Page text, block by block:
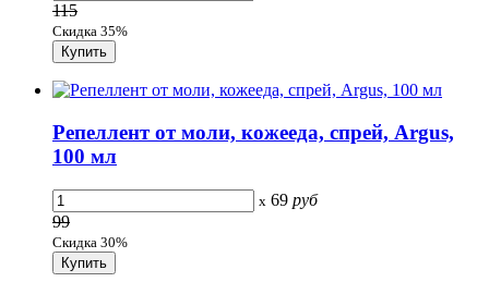
115
Скидка 35%
Репеллент от моли, кожееда, спрей, Argus,
100 мл
x 69 руб
99
Скидка 30%